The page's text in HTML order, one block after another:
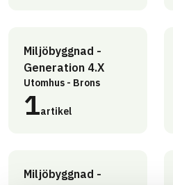
Miljöbyggnad -
Generation 4.X
Utomhus - Brons
1artikel
Miljöbyggnad -